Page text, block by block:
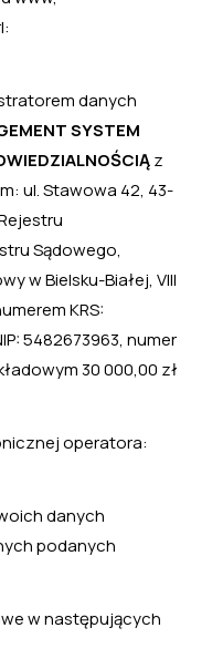
danych
SYSTEM
z
ul. Stawowa 42, 43-
Sądowego,
w Bielsku-Białej, VIII
KRS:
5482673963, numer
30 000,00 zł
operatora:
danych
podanych
w następujących